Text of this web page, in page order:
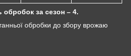
обробок за сезон – 4.
обробки до збору врожаю